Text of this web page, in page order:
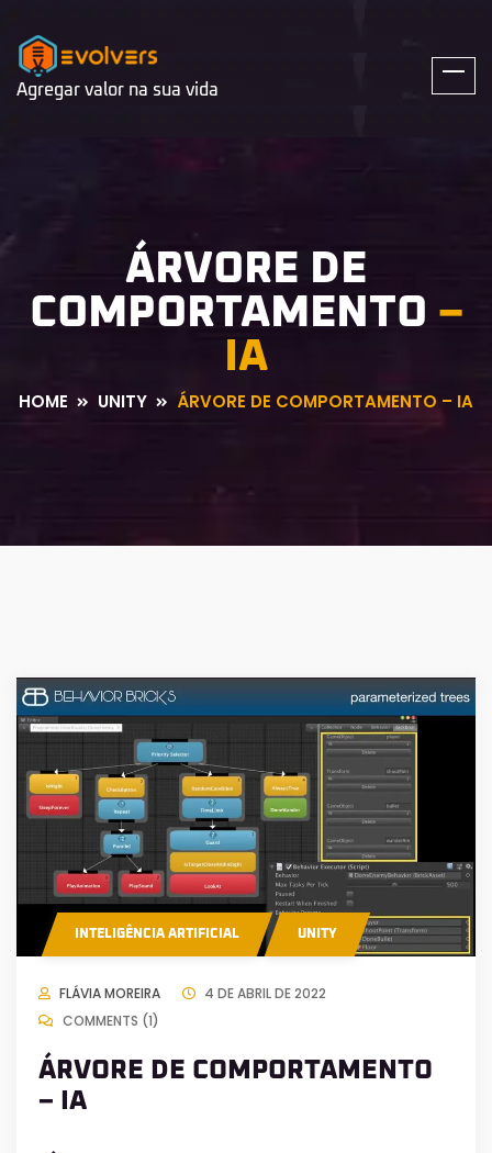
Agregar valor na sua vida
ÁRVORE DE
COMPORTAMENTO –
IA
HOME UNITY ÁRVORE DE COMPORTAMENTO – IA
INTELIGÊNCIA ARTIFICIAL UNITY
FLÁVIA MOREIRA
4 DE ABRIL DE 2022
COMMENTS (1)
ÁRVORE DE COMPORTAMENTO
– IA